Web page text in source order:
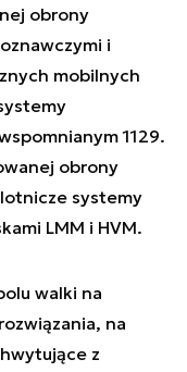
obrony
i
mobilnych
1129.
obrony
systemy
LMM i HVM.
walki na
na
z